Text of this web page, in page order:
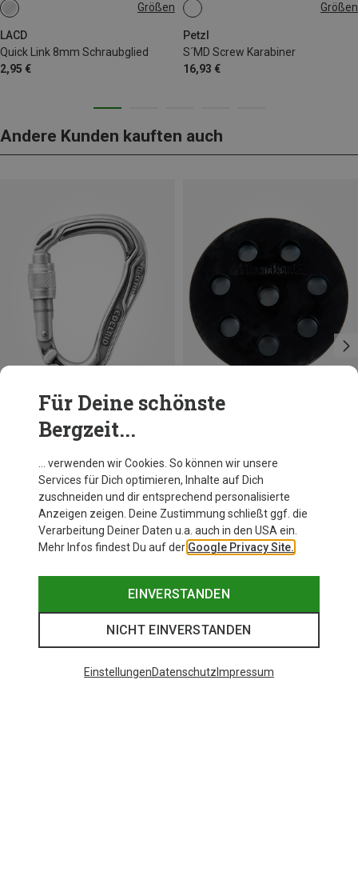
Größen
LACD
Quick Link 8mm Schraubglied
2,95 €
ONE SIZE Größen
Petzl
S´MD Screw Karabiner
16,93 €
SCREW-LOCK
Andere Kunden kauften auch
HMS Bulletproof Screw Eco Karabiner
Für Deine schönste
Bergzeit...
… verwenden wir Cookies. So können wir unsere
Services für Dich optimieren, Inhalte auf Dich
zuschneiden und dir entsprechend personalisierte
Anzeigen zeigen. Deine Zustimmung schließt ggf. die
Verarbeitung Deiner Daten u.a. auch in den USA ein.
Mehr Infos findest Du auf der Google Privacy Site.
EINVERSTANDEN
NICHT EINVERSTANDEN
EinstellungenDatenschutz Impressum